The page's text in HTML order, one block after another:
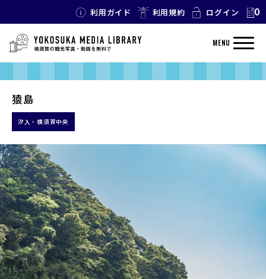
利用ガイド 利用規約 ログイン 0
MENU
猿島
汐入・横須賀中央